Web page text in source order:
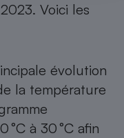
Voici les
évolution
la température
°C à 30 °C afin